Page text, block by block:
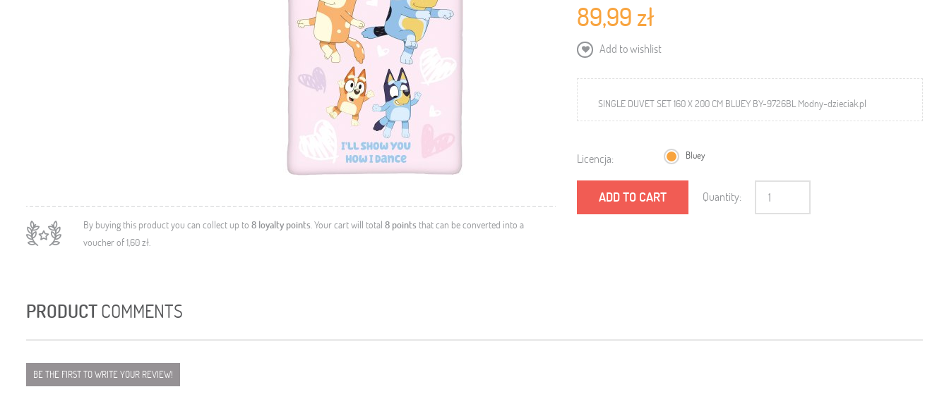
By buying this product you can collect up to 8 loyalty points. Your cart will total 8points that can be converted into a
voucher of1,60 zł.
89,99 zł
Add to wishlist
SINGLE DUVET SET 160 X 200 CM BLUEY BY-9726BL Modny-dzieciak.pl
Licencja: Bluey
ADD TO CART Quantity:
PRODUCTCOMMENTS
BE THE FIRST TO WRITE YOUR REVIEW!